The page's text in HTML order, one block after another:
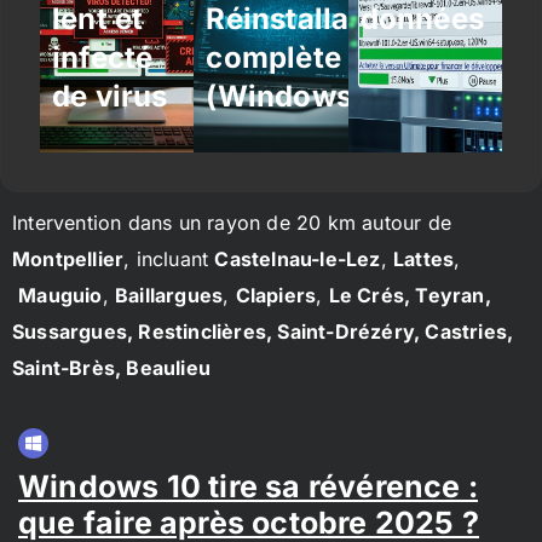
lent et
infecté
de virus
Réinstallation
complète
(Windows/Linux)
données
Intervention dans un rayon de 20 km autour de
Montpellier, incluantCastelnau-le-Lez, Lattes,
Mauguio, Baillargues, Clapiers, Le Crés, Teyran,
Sussargues, Restinclières, Saint-Drézéry, Castries,
Saint-Brès, Beaulieu
Windows 10 tire sa révérence :
que faire après octobre 2025 ?